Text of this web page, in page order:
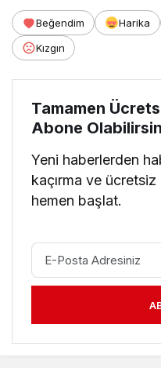
Beğendim Harika
Kızgın
Tamamen
Abone Olabilirsin
Yeni haberlerden
kaçırma ve
hemen başlat.